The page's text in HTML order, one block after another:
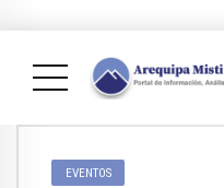
EVENTOS